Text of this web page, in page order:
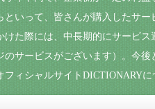
いって、皆さんが購入したサ
た際には、中長期的にサービ
サービスがございます）。今
ィシャルサイトDICTIONARY